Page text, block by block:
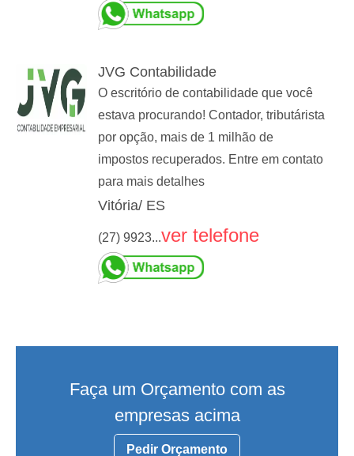
JVG Contabilidade
O escritório de contabilidade que você
estava procurando! Contador, tributárista
por opção, mais de 1 milhão de
impostos recuperados. Entre em contato
para mais detalhes
Vitória/ ES
(27) 9923...ver telefone
Faça um Orçamento com as
empresas acima
Pedir Orçamento